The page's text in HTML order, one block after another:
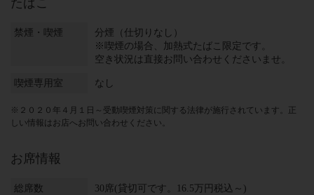
たばこ
禁煙・喫煙
分煙（仕切りなし）
※喫煙の場合、加熱式たばこ限定です。
空き状況は直接お問い合わせくださいませ。
喫煙専用室 なし
※２０２０年４月１日～受動喫煙対策に関する法律が施行されています。正
しい情報はお店へお問い合わせください。
お席情報
総席数 30席(貸切可です。16.5万円税込～)